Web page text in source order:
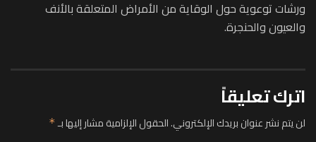
ورشات توعوية حول الوقاية من الأمراض المتعلقة بالأنف
والعيون والحنجرة.
اترك تعليقاً
لن يتم نشر عنوان بريدك الإلكتروني.الحقول الإلزامية مشار إليها بـ*